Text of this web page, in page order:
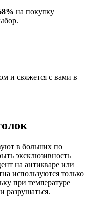
на покупку
и свяжется с вами в
в больших по
эксклюзивность
на антикваре или
используются только
при температуре
разрушаться.